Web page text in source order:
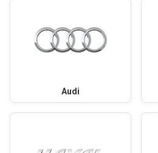
Audi